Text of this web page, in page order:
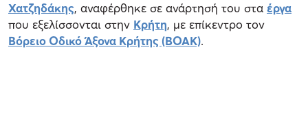
Χατζηδάκης, αναφέρθηκε σε ανάρτησή του στα έργα
που εξελίσσονται στην Κρήτη, με επίκεντρο τον
Βόρειο Οδικό Άξονα Κρήτης (ΒΟΑΚ).